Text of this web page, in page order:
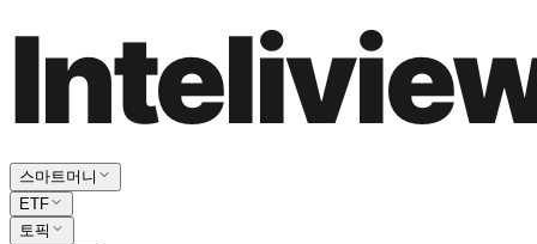
스마트머니
ETF
토픽